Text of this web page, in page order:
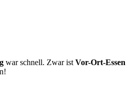
war schnell. Zwar ist Vor-Ort-Essen